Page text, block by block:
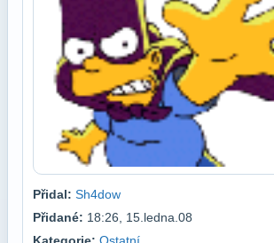
Přidal: Sh4dow
Přidané: 18:26, 15.ledna.08